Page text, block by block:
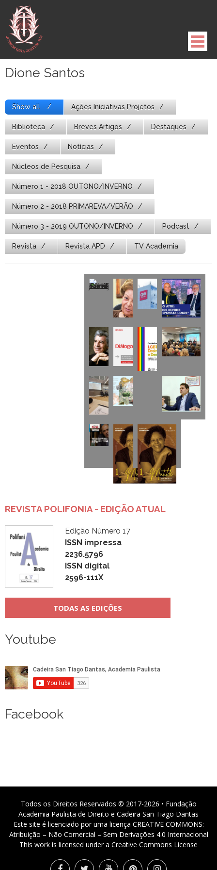
para
conteúdo
Dione Santos
Show all Ações Iniciativas Projetos
Biblioteca Breves Artigos Destaques
Eventos Notícias
Núcleos de Pesquisa
Número 1 - 2018 OUTONO/INVERNO
Número 2 - 2018 PRIMAREVA/VERÃO
Número 3 - 2019 OUTONO/INVERNO Podcast
Revista Revista APD TV Academia
REVISTA POLIFONIA - EDIÇÃO ATUAL
Edição Número 17
ISSN impressa
2236.5796
ISSN digital
2596-111X
TODAS AS EDIÇÕES
Youtube
Facebook
Todos os Direitos Reservados © 2017-2026 • Fundação
Academia Paulista de Direito e Cadeira San Tiago Dantas
Este site é licenciado por uma licença CREATIVE COMMONS:
Atribuição – Não Comercial – Sem Derivações 4.0 Internacional
This work is licensed under a Creative Commons License